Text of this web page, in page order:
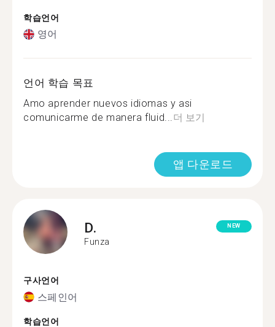
학습언어
영어
언어 학습 목표
Amo aprender nuevos idiomas y asi
comunicarme de manera fluid...더 보기
앱 다운로드
D.
Funza
NEW
구사언어
스페인어
학습언어